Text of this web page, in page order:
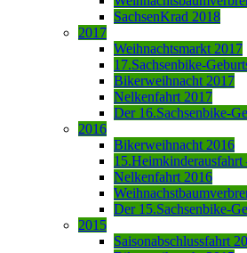
SachsenKrad 2018
2017
Weihnachtsmarkt 2017
17.Sachsenbike-
Bikerweihnacht 2017
Nelkenfahrt 2017
Der 16.Sachsenbike-
2016
Bikerweihnacht 2016
Nelkenfahrt 2016
Der 15.Sachsenbike-
2015
Saisonabschlussfahrt